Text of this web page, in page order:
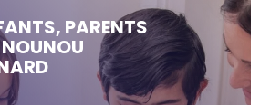
PARENTS